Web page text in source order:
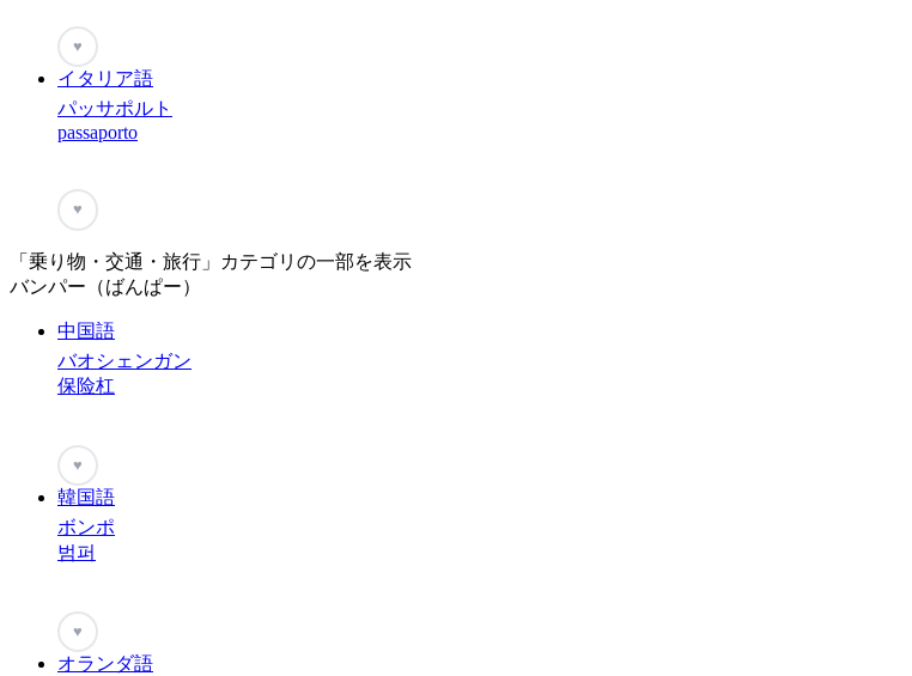
♥
イタリア語
パッサポルト
passaporto
♥
「乗り物・交通・旅行」カテゴリの一部を表示
バンパー（ばんぱー）
中国語
バオシェンガン
保险杠
♥
韓国語
ボンポ
범퍼
♥
オランダ語